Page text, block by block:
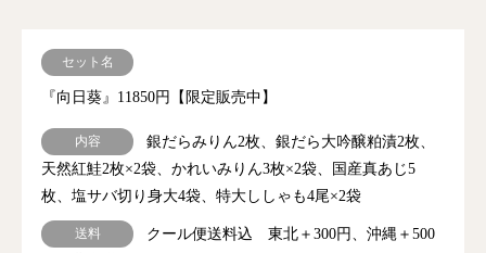
セット名
『向日葵』11850円【限定販売中】
内容
銀だらみりん2枚、銀だら大吟醸粕漬2枚、
天然紅鮭2枚×2袋、かれいみりん3枚×2袋、国産真あじ5
枚、塩サバ切り身大4袋、特大ししゃも4尾×2袋
送料
クール便送料込 東北＋300円、沖縄＋500